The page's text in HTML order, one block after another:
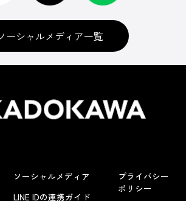
ーシャルメディア一覧
ソーシャルメディア
LINE IDの連携ガイド
プライバシー
ポリシー